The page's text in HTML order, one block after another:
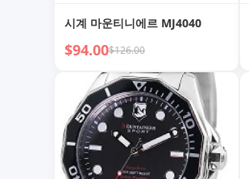
시계 마운티니에르 MJ4040
$94.00$126.00